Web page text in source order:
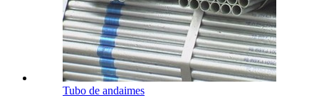
Tubo de andaimes